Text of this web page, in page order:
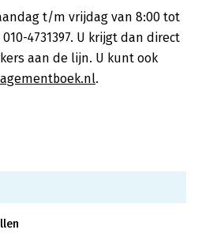
t/m vrijdag van 8:00 tot
4731397. U krijgt dan direct
aan de lijn. U kunt ook
.